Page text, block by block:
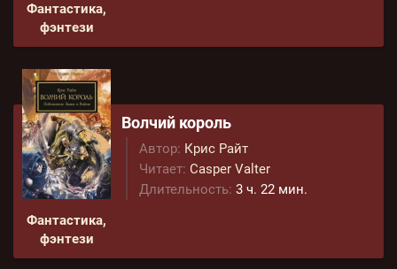
Фантастика,
фэнтези
Фантастика,
фэнтези
Волчий король
Автор: Крис Райт
Читает: Casper Valter
Длительность: 3 ч. 22 мин.